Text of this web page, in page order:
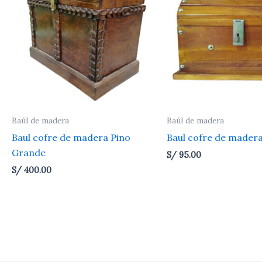
Baúl de madera
Baul cofre de madera Pino
Grande
S/400.00
Baúl de madera
Baul cofre de
S/95.00